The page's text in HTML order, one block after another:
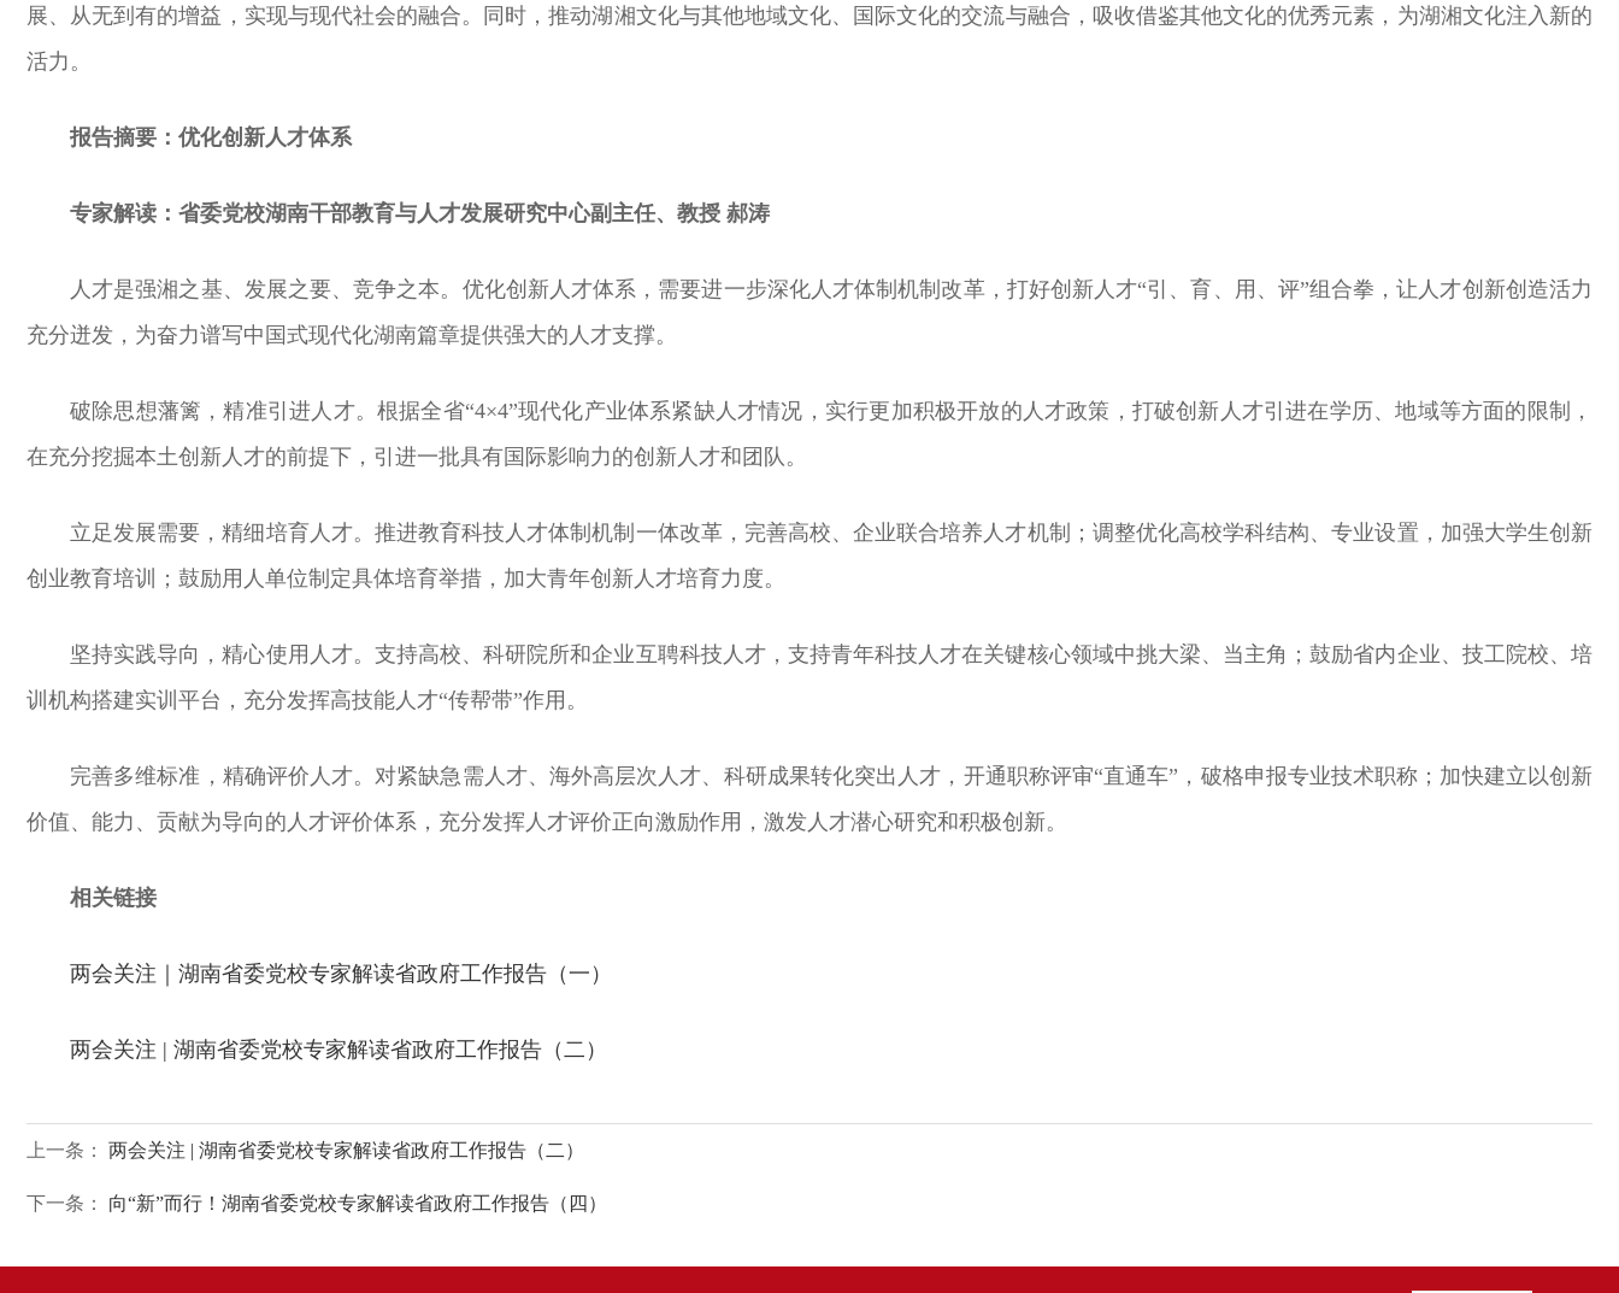
展、从无到有的增益，实现与现代社会的融合。同时，推动湖湘文化与其他地域文化、国际文化的交流与融合，吸收借鉴其他文化的优秀元素，为湖湘文化注入新的
活力。
报告摘要：优化创新人才体系
专家解读： 省委党校湖南干部教育与人才发展研究中心副主任、教授 郝涛
人才是强湘之基、发展之要、竞争之本。优化创新人才体系，需要进一步深化人才体制机制改革，打好创新人才“引、育、用、评”组合拳，让人才创新创造活力
充分迸发，为奋力谱写中国式现代化湖南篇章提供强大的人才支撑。
破除思想藩篱，精准引进人才。根据全省“4×4”现代化产业体系紧缺人才情况，实行更加积极开放的人才政策，打破创新人才引进在学历、地域等方面的限制，
在充分挖掘本土创新人才的前提下，引进一批具有国际影响力的创新人才和团队。
立足发展需要，精细培育人才。推进教育科技人才体制机制一体改革，完善高校、企业联合培养人才机制；调整优化高校学科结构、专业设置，加强大学生创新
创业教育培训；鼓励用人单位制定具体培育举措，加大青年创新人才培育力度。
坚持实践导向，精心使用人才。支持高校、科研院所和企业互聘科技人才，支持青年科技人才在关键核心领域中挑大梁、当主角；鼓励省内企业、技工院校、培
训机构搭建实训平台，充分发挥高技能人才“传帮带”作用。
完善多维标准，精确评价人才。对紧缺急需人才、海外高层次人才、科研成果转化突出人才，开通职称评审“直通车”，破格申报专业技术职称；加快建立以创新
价值、能力、贡献为导向的人才评价体系，充分发挥人才评价正向激励作用，激发人才潜心研究和积极创新。
相关链接
两会关注｜湖南省委党校专家解读省政府工作报告（一）
两会关注 | 湖南省委党校专家解读省政府工作报告（二）
上一条： 两会关注 | 湖南省委党校专家解读省政府工作报告（二）
下一条： 向“新”而行！湖南省委党校专家解读省政府工作报告（四）